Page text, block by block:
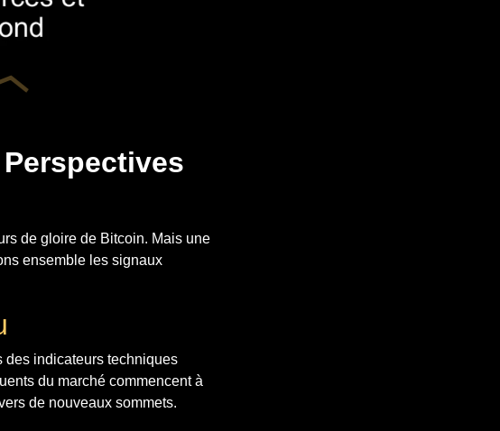
de gloire de Bitcoin. Mais une
ensemble les signaux
des indicateurs techniques
du marché commencent à
de nouveaux sommets.